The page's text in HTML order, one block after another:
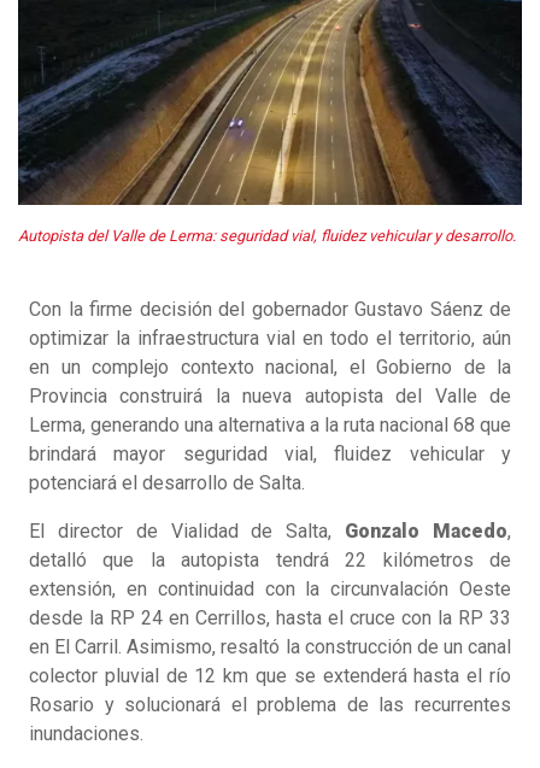
Autopista del Valle de Lerma: seguridad vial, fluidez vehicular y desarrollo.
Con la firme decisión del gobernador Gustavo Sáenz de
optimizar la infraestructura vial en todo el territorio, aún
en un complejo contexto nacional, el Gobierno de la
Provincia construirá la nueva autopista del Valle de
Lerma, generando una alternativa a la ruta nacional 68 que
brindará mayor seguridad vial, fluidez vehicular y
potenciará el desarrollo de Salta.
El director de Vialidad de Salta, Gonzalo Macedo,
detalló que la autopista tendrá 22 kilómetros de
extensión, en continuidad con la circunvalación Oeste
desde la RP 24 en Cerrillos, hasta el cruce con la RP 33
en El Carril. Asimismo, resaltó la construcción de un canal
colector pluvial de 12 km que se extenderá hasta el río
Rosario y solucionará el problema de las recurrentes
inundaciones.